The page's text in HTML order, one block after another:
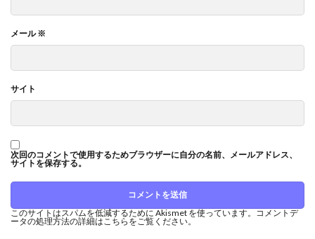
メール※
サイト
次回のコメントで使用するためブラウザーに自分の名前、メールアドレス、
サイトを保存する。
このサイトはスパムを低減するために Akismet を使っています。コメントデ
ータの処理方法の詳細はこちらをご覧ください。